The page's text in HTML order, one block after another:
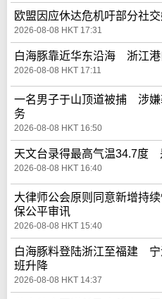
欧盟因应休达危机吁部分社
2026-08-08 HKT 17:31
白海豚靠近华东沿海 浙江港
2026-08-08 HKT 17:11
一名男子于山顶道被捕 涉嫌
务
2026-08-08 HKT 16:50
天文台录得最高气温34.7度
2026-08-08 HKT 16:40
大律师公会原则同意新增持
保公平审讯
2026-08-08 HKT 15:40
白海豚料登陆浙江至福建
班升降
2026-08-08 HKT 14:37